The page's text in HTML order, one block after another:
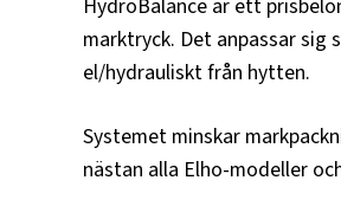
HydroBalance är ett
marktryck. Det anpassar sig
el/hydrauliskt från hytten.
Systemet minskar
nästan alla Elho-modeller